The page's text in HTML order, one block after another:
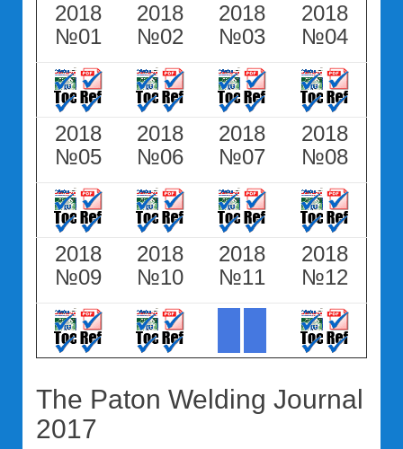
2018
№01
2018
№02
2018
№03
2018
№04
2018
№05
2018
№06
2018
№07
2018
№08
2018
№09
2018
№10
2018
№11
2018
№12
The Paton Welding Journal
2017